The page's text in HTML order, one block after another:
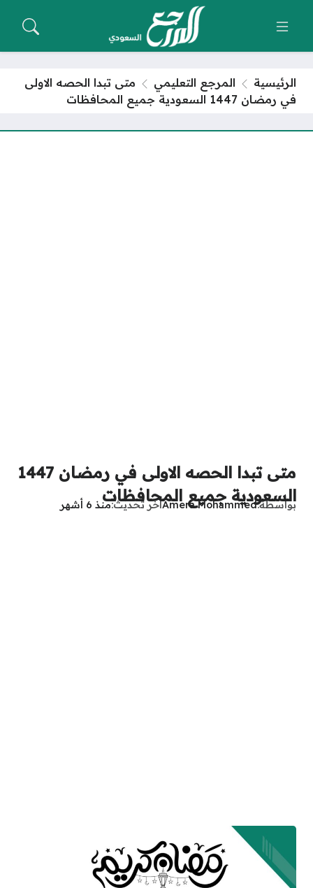
الرئيسية المرجع التعليمي
متى تبدا الحصه الاولى
في رمضان 1447 السعودية جميع المحافظات
متى تبدا الحصه الاولى في رمضان 1447
السعودية جميع المحافظات
بواسطةAmera Mohammedآخر تحديثمنذ 6 أشهر